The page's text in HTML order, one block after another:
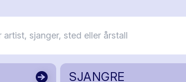
SJANGRE